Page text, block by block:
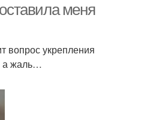
меня
вопрос укрепления
а жаль…